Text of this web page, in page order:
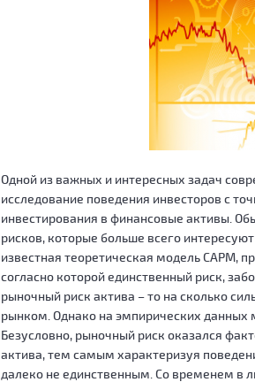
Одной из важных и интересных задач
исследование поведения инвесторов с
инвестирования в финансовые активы.
рисков, которые больше всего
известная теоретическая модель CAPM,
согласно которой единственный риск,
рыночный риск актива – то на сколько
рынком. Однако на эмпирических данных
Безусловно, рыночный риск оказался
актива, тем самым характеризуя
далеко не единственным. Со временем в